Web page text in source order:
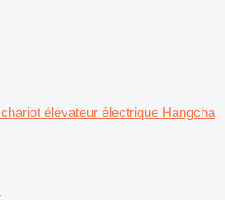
chariot élévateur électrique Hangcha